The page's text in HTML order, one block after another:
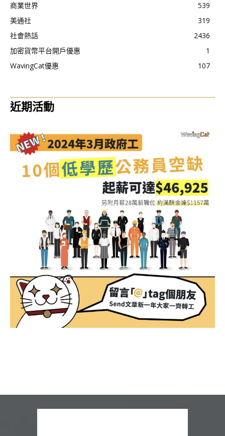
商業世界
539
美通社
319
社會熱話
2436
加密貨幣平台開戶優惠
1
WavingCat優惠
107
近期活動